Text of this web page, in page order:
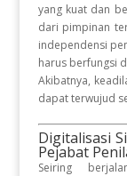
yang kuat dan
dari pimpinan
independensi
harus berfungsi
Akibatnya,
dapat terwujud
Digitalisasi
Pejabat
Seiring